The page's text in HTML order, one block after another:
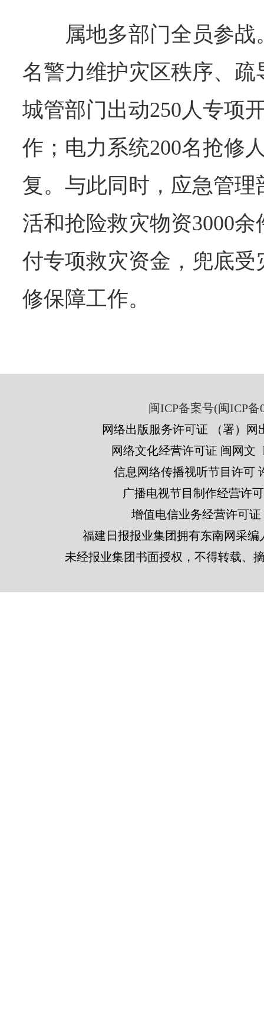
属地多部门全员参战
名警力维护灾区秩序、
城管部门出动250人专项
作；电力系统200名抢修
复。与此同时，应急管
活和抢险救灾物资3000
付专项救灾资金，兜底
修保障工作。
闽ICP备案号(闽ICP备
网络出版服务许可证 （署）网
网络文化经营许可证 闽网文
信息网络传播视听节目许可
广播电视节目制作经营许
增值电信业务经营许可证
福建日报报业集团拥有东南网采
未经报业集团书面授权，不得转载、